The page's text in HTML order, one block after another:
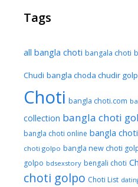
Tags
all bangla choti bangala choti
Chudi bangla choda chudir
Choti bangla choti.com
collection bangla choti
bangla choti online bangla
choti golpo bangla new choti
golpo bdsexstory bengali choti
choti golpo Choti List